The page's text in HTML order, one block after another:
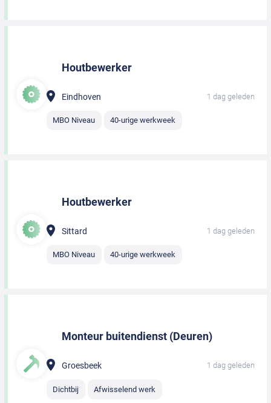
Houtbewerker
Eindhoven 1 dag geleden
MBO Niveau 40-urige werkweek
Houtbewerker
Sittard 1 dag geleden
MBO Niveau 40-urige werkweek
Monteur buitendienst (Deuren)
Groesbeek 1 dag geleden
Dichtbij Afwisselend werk